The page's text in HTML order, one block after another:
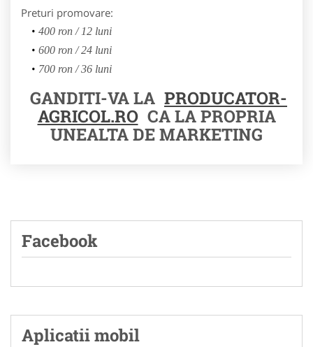
Preturi promovare:
400 ron / 12 luni
600 ron / 24 luni
700 ron / 36 luni
GANDITI-VA LA PRODUCATOR-
AGRICOL.RO CA LA PROPRIA
UNEALTA DE MARKETING
Facebook
Aplicatii mobil